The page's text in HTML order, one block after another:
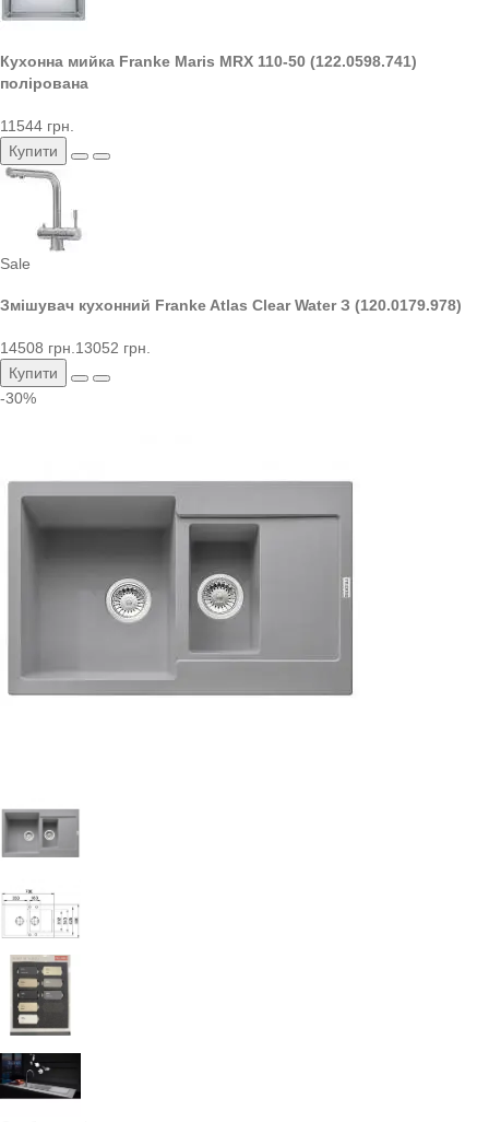
Кухонна мийка Franke Maris MRX 110-50 (122.0598.741)
полірована
11544 грн.
Купити
Sale
Змішувач кухонний Franke Atlas Clear Water З (120.0179.978)
14508 грн. 13052 грн.
Купити
-30%